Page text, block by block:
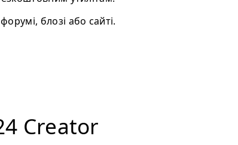
блозі або сайті.
Creator